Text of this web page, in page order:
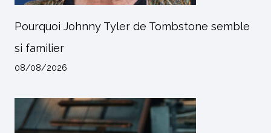
Pourquoi Johnny Tyler de Tombstone semble
si familier
08/08/2026